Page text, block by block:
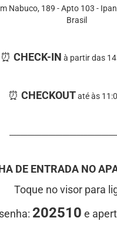
Nabuco, 189 - Apto 103 -
Brasil
⏰ ⁠ CHECK-IN à partir das
⏰ ⁠ CHECKOUT até às
DE ENTRADA NO
Toque no visor para
202510 e